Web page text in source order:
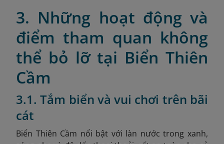
3. Những hoạt động và
điểm tham quan không
thể bỏ lỡ tại Biển Thiên
Cầm
3.1. Tắm biển và vui chơi trên bãi
cát
Biển Thiên Cầm nổi bật với làn nước trong xanh,